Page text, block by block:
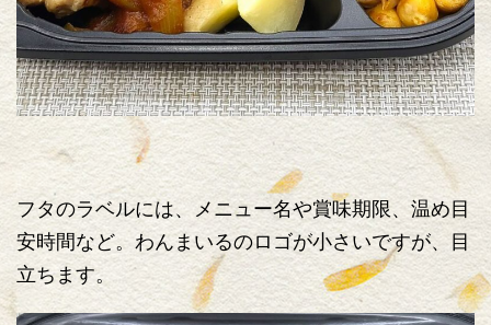
フタのラベルには、メニュー名や賞味期限、温め目
安時間など。わんまいるのロゴが小さいですが、目
立ちます。